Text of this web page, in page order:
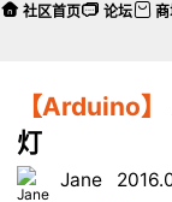
【Arduino】
灯
Jane
社区首页 论坛